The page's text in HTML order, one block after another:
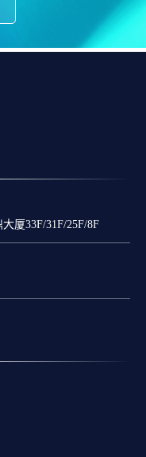
厦33F/31F/25F/8F